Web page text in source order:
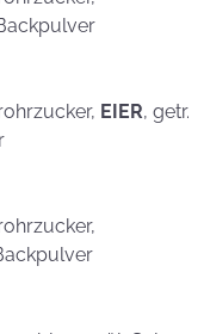
EIER, getr.